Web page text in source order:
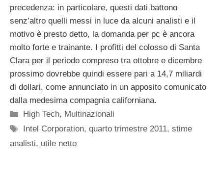
precedenza: in particolare, questi dati battono
senz’altro quelli messi in luce da alcuni analisti e il
motivo è presto detto, la domanda per pc è ancora
molto forte e trainante. I profitti del colosso di Santa
Clara per il periodo compreso tra ottobre e dicembre
prossimo dovrebbe quindi essere pari a 14,7 miliardi
di dollari, come annunciato in un apposito comunicato
dalla medesima compagnia californiana.
Categorie
High Tech, Multinazionali
Tag
Intel Corporation,quarto trimestre 2011,stime
analisti, utile netto